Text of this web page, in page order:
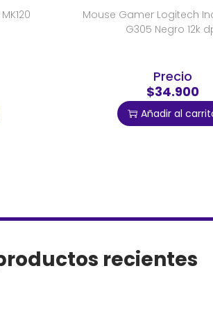
Mouse Gamer Logitech
G305 Negro 12k
Precio
$34.900
Añadir al
recientes